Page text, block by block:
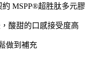
酸甜的口感接受度高
做到補充